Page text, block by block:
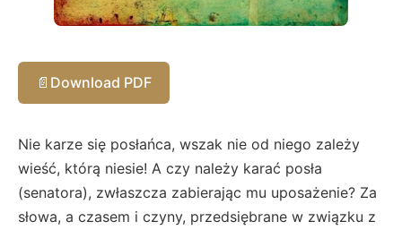
📄 Download PDF
Nie karze się posłańca, wszak nie od niego zależy
wieść, którą niesie! A czy należy karać posła
(senatora), zwłaszcza zabierając mu uposażenie? Za
słowa, a czasem i czyny, przedsiębrane w związku z